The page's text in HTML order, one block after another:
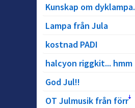
Kunskap om dyklampa.
Lampa från Jula
kostnad PADI
halcyon riggkit... hmm
God Jul!!
OT Julmusik från förr